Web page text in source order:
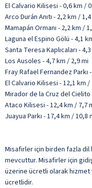
El Calvario Kilisesi - 0,6 km /
Arco Durán Anıtı - 2,2 km /
Mamapán Ormanı - 2,2 km /
Laguna el Espino Gölü - 4,1
Santa Teresa Kaplıcaları -
Los Ausoles - 4,7 km / 2,9 mi
Fray Rafael Fernandez Parkı
El Calvario Kilisesi - 12,1 km /
Mirador de la Cruz del
Ataco Kilisesi - 12,4 km / 7,7
Juayua Parkı - 17,4 km / 10,8
Misafirler için birden fazla dil
mevcuttur. Misafirler için
üzerine ücretli olarak
ücretlidir.